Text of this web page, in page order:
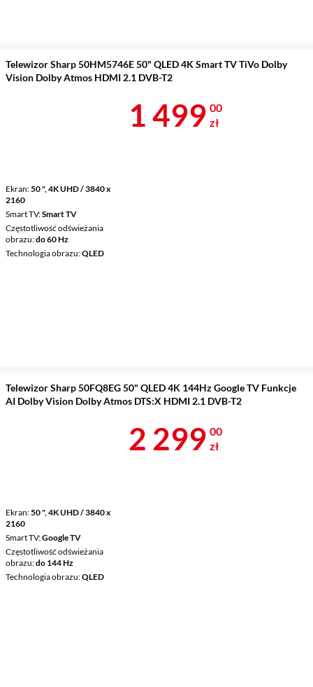
Telewizor Sharp 50HM5746E 50" QLED 4K Smart TV TiVo Dolby
Vision Dolby Atmos HDMI 2.1 DVB-T2
Ekran 50 ", 4K UHD / 3840 x
2160
Smart TV Smart TV
Częstotliwość odświeżania
obrazu do 60 Hz
Technologia obrazu QLED
Cena 1 499 zł
1 499 00
zł
Telewizor Sharp 50FQ8EG 50" QLED 4K 144Hz Google TV Funkcje
AI Dolby Vision Dolby Atmos DTS:X HDMI 2.1 DVB-T2
Ekran 50 ", 4K UHD / 3840 x
2160
Smart TV Google TV
Częstotliwość odświeżania
obrazu do 144 Hz
Technologia obrazu QLED
Cena 2 299 zł
2 299 00
zł